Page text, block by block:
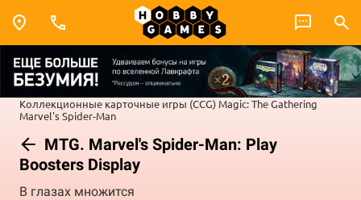
Коллекционные карточные игры (CCG) Magic: The Gathering
Marvel's Spider-Man
MTG. Marvel's Spider-Man: Play
Boosters Display
В глазах множится